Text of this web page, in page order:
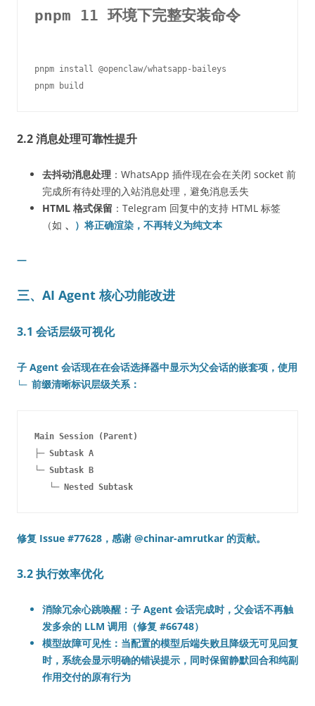
pnpm 11 环境下完整安装命令
pnpm install @openclaw/whatsapp-baileys
2.2 消息处理可靠性提升
去抖动消息处理 ：WhatsApp 插件现在会在关闭 socket 前
完成所有待处理的入站消息处理，避免消息丢失
HTML 格式保留 ：Telegram 回复中的支持 HTML 标签
（如 、 ）将正确渲染，不再转义为纯文本
—
三、AI Agent 核心功能改进
3.1 会话层级可视化
子 Agent 会话现在在会话选择器中显示为父会话的嵌套项，使用
└─ 前缀清晰标识层级关系：
Main Session (Parent)
├─ Subtask A
└─ Subtask B
修复 Issue #77628，感谢 @chinar-amrutkar 的贡献。
3.2 执行效率优化
消除冗余心跳唤醒 ：子 Agent 会话完成时，父会话不再触
发多余的 LLM 调用（修复 #66748）
模型故障可见性 ：当配置的模型后端失败且降级无可见回复
时，系统会显示明确的错误提示，同时保留静默回合和纯副
作用交付的原有行为